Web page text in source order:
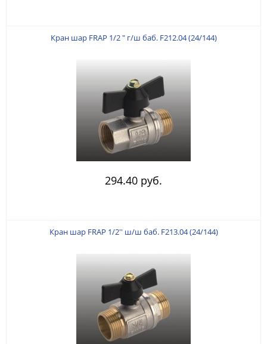
Кран шар FRAP 1/2 " г/ш баб. F212.04 (24/144)
294.40 руб.
Кран шар FRAP 1/2'' ш/ш баб. F213.04 (24/144)